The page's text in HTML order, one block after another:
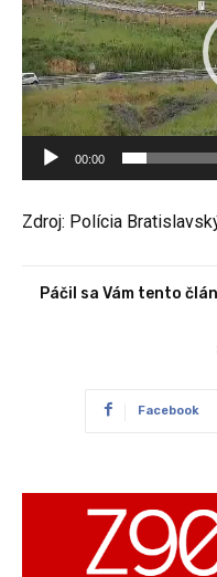
e
o
p
e
á
00:00
Zdroj: Polícia
Páčil sa Vám tento
Facebook